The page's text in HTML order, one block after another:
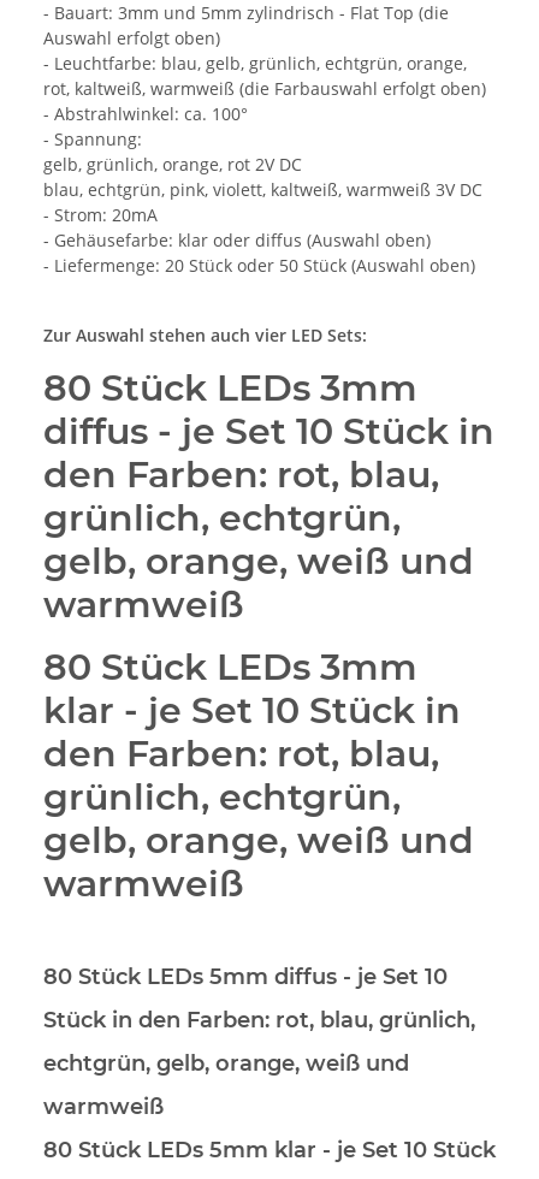
- Bauart: 3mm und 5mm zylindrisch - Flat Top (die
Auswahl erfolgt oben)
- Leuchtfarbe: blau, gelb, grünlich, echtgrün, orange,
rot, kaltweiß, warmweiß (die Farbauswahl erfolgt oben)
- Abstrahlwinkel: ca. 100°
- Spannung:
gelb, grünlich, orange, rot 2V DC
blau, echtgrün, pink, violett, kaltweiß, warmweiß 3V DC
- Strom: 20mA
- Gehäusefarbe: klar oder diffus (Auswahl oben)
- Liefermenge: 20 Stück oder 50 Stück (Auswahl oben)
Zur Auswahl stehen auch vier LED Sets:
80 Stück LEDs 3mm
diffus - je Set 10 Stück in
den Farben: rot, blau,
grünlich, echtgrün,
gelb, orange, weiß und
warmweiß
80 Stück LEDs 3mm
klar - je Set 10 Stück in
den Farben: rot, blau,
grünlich, echtgrün,
gelb, orange, weiß und
warmweiß
80 Stück LEDs 5mm diffus - je Set 10
Stück in den Farben: rot, blau, grünlich,
echtgrün, gelb, orange, weiß und
warmweiß
80 Stück LEDs 5mm klar - je Set 10 Stück